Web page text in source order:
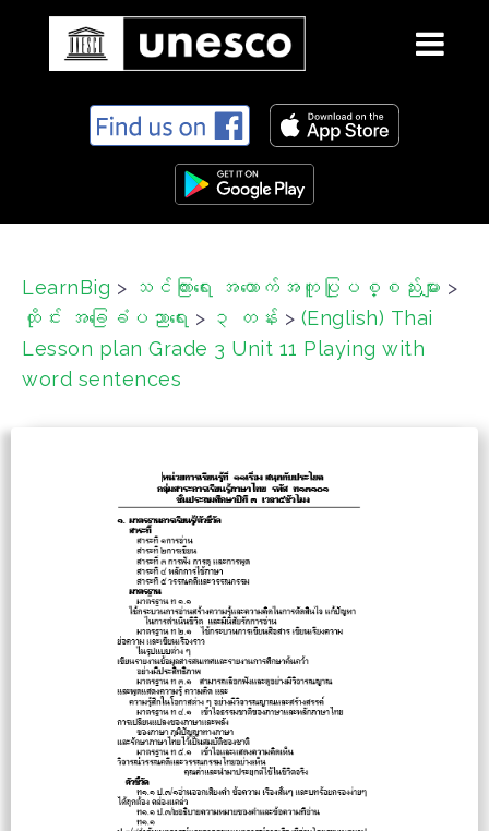
t
LearnBig > သင်ကြားရေး အထောက်အကူပြုပစ္စည်းများ >
ထိုင်း အခြေခံပညာရေး > ၃ တန်း > (English) Thai
Lesson plan Grade 3 Unit 11 Playing with
word sentences